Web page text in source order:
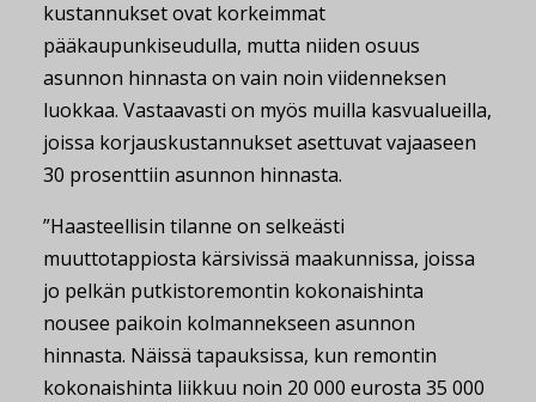
kustannukset ovat korkeimmat
pääkaupunkiseudulla, mutta niiden osuus
asunnon hinnasta on vain noin viidenneksen
luokkaa. Vastaavasti on myös muilla kasvualueilla,
joissa korjauskustannukset asettuvat vajaaseen
30 prosenttiin asunnon hinnasta.
”Haasteellisin tilanne on selkeästi
muuttotappiosta kärsivissä maakunnissa, joissa
jo pelkän putkistoremontin kokonaishinta
nousee paikoin kolmannekseen asunnon
hinnasta. Näissä tapauksissa, kun remontin
kokonaishinta liikkuu noin 20 000 eurosta 35 000